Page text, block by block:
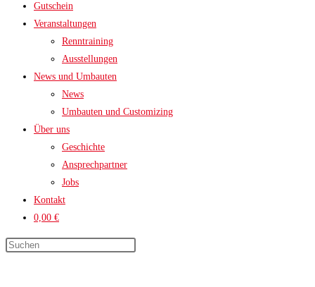
Gutschein
Veranstaltungen
Renntraining
Ausstellungen
News und Umbauten
News
Umbauten und Customizing
Über uns
Geschichte
Ansprechpartner
Jobs
Kontakt
0,00 €